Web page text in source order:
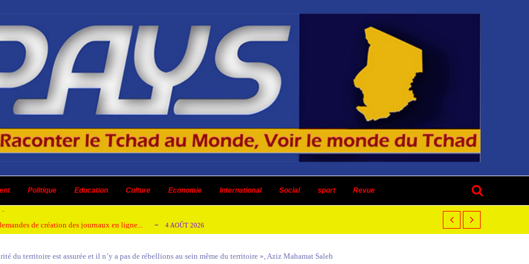
Politique Education Culture Economie International Social sport Revue
AOÛT 2026
honorer son ancien leader 2 AOÛT 2026
de création des journaux en ligne... 4 AOÛT 2026
un dividende ni une quelconque plus-... 3 AOÛT 2026
du territoire est assurée et il n’y a pas de rébellions au sein même du territoire », Aziz Mahamat Saleh